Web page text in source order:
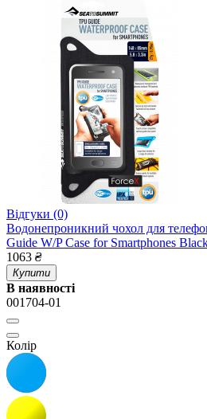
Відгуки (0)
Водонепроникний чохол для
Guide W/P Case for Smartphones
1063 ₴
Купити
В наявності
001704-01
Колір